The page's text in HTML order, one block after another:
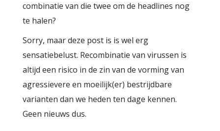
combinatie van die twee om de headlines nog
te halen?
Sorry, maar deze post is is wel erg
sensatiebelust. Recombinatie van virussen is
altijd een risico in de zin van de vorming van
agressievere en moeilijk(er) bestrijdbare
varianten dan we heden ten dage kennen.
Geen nieuws dus.